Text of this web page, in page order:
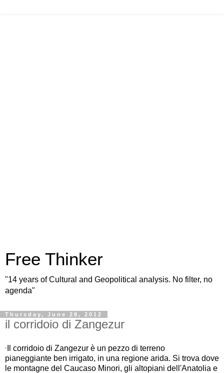
Free Thinker
"14 years of Cultural and Geopolitical analysis. No filter, no
agenda"
Thursday, June 28, 2012
il corridoio di Zangezur
"
Il corridoio di Zangezur è un pezzo di terreno
pianeggiante ben irrigato, in una regione arida. Si trova dove
le montagne del Caucaso Minori, gli altopiani dell'Anatolia e